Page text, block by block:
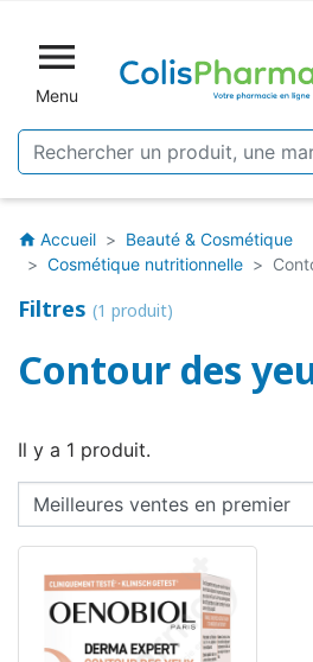

Menu
home Accueil
Beauté & Cosmétique
Cosmétique nutritionnelle
Filtres (1 produit)
Contour des
Il y a 1 produit.